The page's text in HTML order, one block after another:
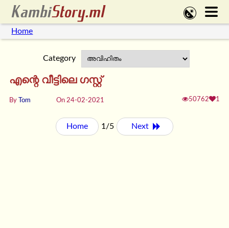
Home
Category
എന്റെ വീട്ടിലെ ഗസ്റ്റ്‌
By Tom On 24-02-2021 50762 1
Home 1/5 Next